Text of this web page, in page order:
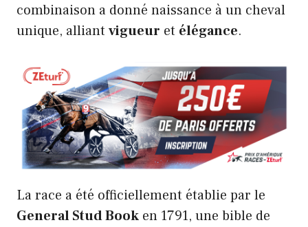
combinaison a donné naissance à un cheval
unique, alliant vigueur et élégance.
La race a été officiellement établie par le
General Stud Book en 1791, une bible de